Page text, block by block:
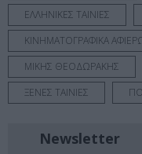
ΕΛΛΗΝΙΚΕΣ ΤΑΙΝΙΕΣ
ΚΙΝΗΜΑΤΟΓΡΑΦΙΚΑ
ΜΙΚΗΣ ΘΕΟΔΩΡΑΚΗΣ
ΞΕΝΕΣ ΤΑΙΝΙΕΣ
Newsletter